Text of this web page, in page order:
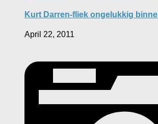
Kurt Darren-fliek ongelukkig
April 22, 2011